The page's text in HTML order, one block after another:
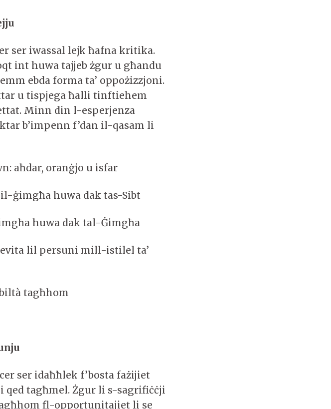
ser iwassal lejk ħafna kritika.
int huwa tajjeb żgur u għandu
ebda forma ta’ oppożizzjoni.
u tispjega ħalli tinftiehem
Minn din l-esperjenza
b’impenn f’dan il-qasam li
aħdar, oranġjo u isfar
ġimgħa huwa dak tas-Sibt
huwa dak tal-Ġimgħa
lil persuni mill-istilel ta’
tagħhom
ser idaħħlek f’bosta fażijiet
tagħmel. Żgur li s-sagrifiċċji
fl-opportunitajiet li se